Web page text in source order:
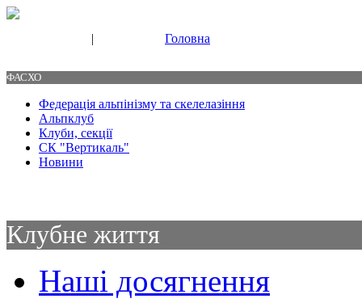
| Головна
ФАСХО
Федерація альпінізму та скелелазіння
Альпклуб
Клуби, секції
СК "Вертикаль"
Новини
Клубне життя
Наші досягнення